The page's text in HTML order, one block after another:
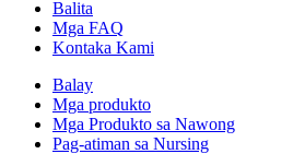
Balita
Mga FAQ
Kontaka Kami
Balay
Mga produkto
Mga Produkto sa Nawong
Pag-atiman sa Nursing